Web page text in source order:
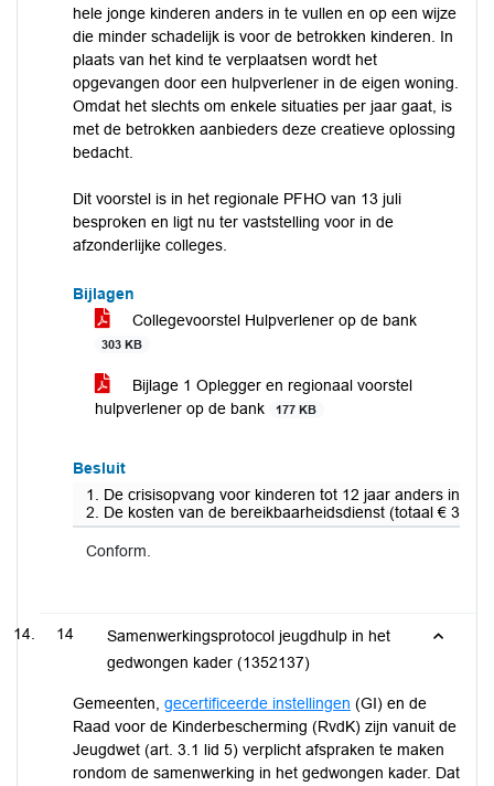
hele jonge kinderen anders in te vullen en op een wijze
die minder schadelijk is voor de betrokken kinderen. In
plaats van het kind te verplaatsen wordt het
opgevangen door een hulpverlener in de eigen woning.
Omdat het slechts om enkele situaties per jaar gaat, is
met de betrokken aanbieders deze creatieve oplossing
bedacht.
Dit voorstel is in het regionale PFHO van 13 juli
besproken en ligt nu ter vaststelling voor in de
afzonderlijke colleges.
Bijlagen
Collegevoorstel Hulpverlener op de bank
303 KB
Bijlage 1 Oplegger en regionaal voorstel
hulpverlener op de bank
177 KB
Besluit
1. De crisisopvang voor kinderen tot 12 jaar anders in te
2. De kosten van de bereikbaarheidsdienst (totaal €
Conform.
14
Samenwerkingsprotocol jeugdhulp in het
gedwongen kader (1352137)
Gemeenten, gecertificeerde instellingen (GI) en de
Raad voor de Kinderbescherming (RvdK) zijn vanuit de
Jeugdwet (art. 3.1 lid 5) verplicht afspraken te maken
rondom de samenwerking in het gedwongen kader. Dat